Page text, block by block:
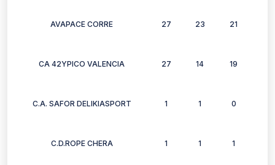
AVAPACE CORRE 27 23 21
CA 42YPICO VALENCIA 27 14 19
C.A. SAFOR DELIKIASPORT 1 1 0
C.D.ROPE CHERA 1 1 1